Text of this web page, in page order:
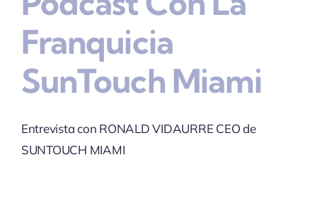
Franquicia
SunTouch Miami
Entrevista con RONALD VIDAURRE CEO de
SUNTOUCH MIAMI